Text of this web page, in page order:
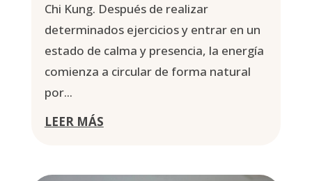
Chi Kung. Después de realizar
determinados ejercicios y entrar en un
estado de calma y presencia, la energía
comienza a circular de forma natural
por...
LEER MÁS